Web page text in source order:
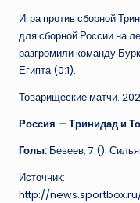
Игра против сборной
для сборной России на
разгромили команду
Египта (0:1).
Товарищеские матчи.
Россия — Тринидад и
Голы: Бевеев, 7 ().
Источник:
http://